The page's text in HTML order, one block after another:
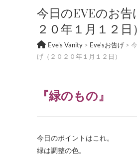
今日のEVEのお告
２０年１月１２日）
Eve's Vanity > Eve'sお告げ >
げ（２０２０年１月１２日）
『緑のもの』
今日のポイントはこれ。
緑は調整の色。